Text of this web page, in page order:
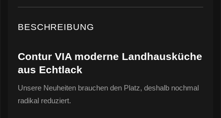
BESCHREIBUNG
Contur VIA moderne Landhausküche
aus Echtlack
Unsere Neuheiten brauchen den Platz, deshalb nochmal
radikal reduziert.